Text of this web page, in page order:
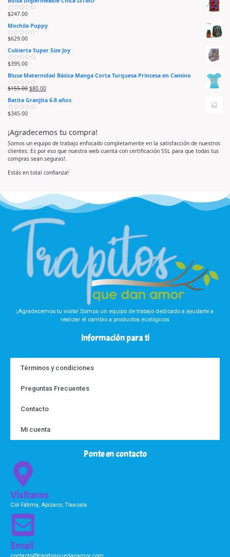
V
l
o
r
a
o
e
n
0
e
5
$247.00
Mochila Puppy
V
l
o
r
a
o
e
n
0
e
5
$629.00
Cubierta Super Size Joy
V
l
o
r
a
o
e
n
0
5
$395.00
Blusa Maternidad Básica Manga Corta Turquesa Princesa en Camino
V
l
o
r
a
e
n
0
d
e
5
$155.00 $80.00
Batita Granjita 6-8 años
V
o
r
a
d
o
n
d
e
$345.00
¡Agradecemos tu compra!
Somos un equipo de trabajo enfocado completamente en la satisfacción de nuestros
clientes. Es por eso que nuestra web cuenta con certificación SSL para que todas tus
compras sean seguras!.
Estás en total confianza!
¡Agradecemos tu visita! Somos un equipo de trabajo dedicado a ayudarte a
realizar el cambio a productos ecológicos
Información para ti
Términos y condiciones
Preguntas Frecuentes
Contacto
Mi cuenta
Ponte en contacto
Visítanos
Col Fátima, Apizaco, Tlaxcala.
Email